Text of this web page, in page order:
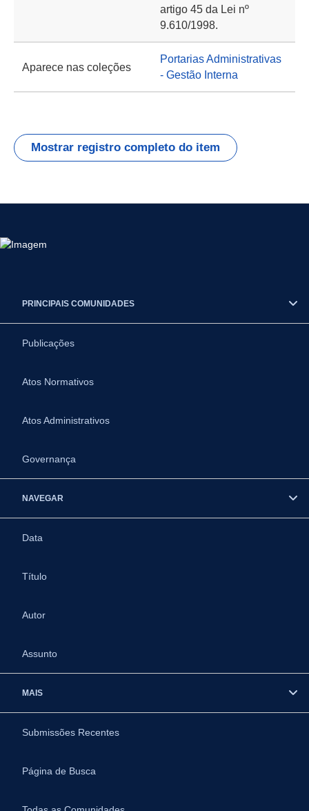
artigo 45 da Lei nº
9.610/1998.
Aparece nas coleções
Portarias Administrativas
- Gestão Interna
Mostrar registro completo do item
PRINCIPAIS COMUNIDADES
Publicações
Atos Normativos
Atos Administrativos
Governança
NAVEGAR
Data
Título
Autor
Assunto
MAIS
Submissões Recentes
Página de Busca